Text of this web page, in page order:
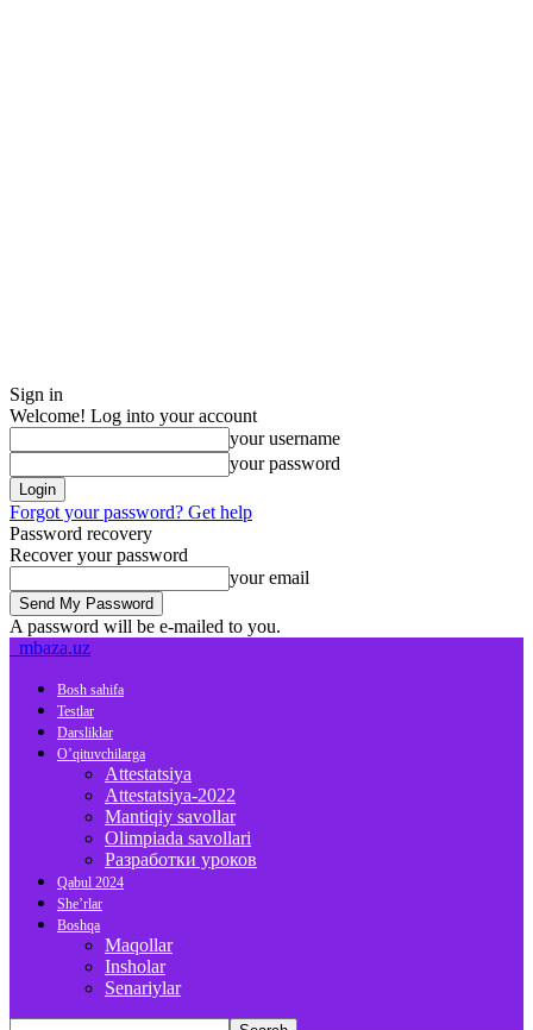
Sign in
Welcome! Log into your account
your username
your password
Forgot your password? Get help
Password recovery
Recover your password
your email
A password will be e-mailed to you.
mbaza.uz
Bosh sahifa
Testlar
Darsliklar
O’qituvchilarga
Attestatsiya
Attestatsiya-2022
Mantiqiy savollar
Olimpiada savollari
Разработки уроков
Qabul 2024
She’rlar
Boshqa
Maqollar
Insholar
Senariylar